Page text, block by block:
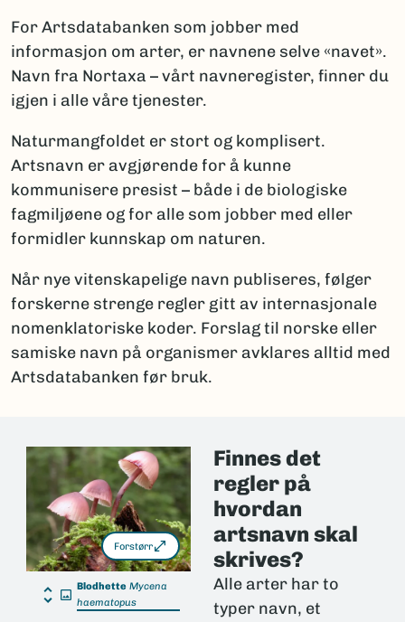
For Artsdatabanken som jobber med
informasjon om arter, er navnene selve «navet».
Navn fra Nortaxa – vårt navneregister, finner du
igjen i alle våre tjenester.
Naturmangfoldet er stort og komplisert.
Artsnavn er avgjørende for å kunne
kommunisere presist – både i de biologiske
fagmiljøene og for alle som jobber med eller
formidler kunnskap om naturen.
Når nye vitenskapelige navn publiseres, følger
forskerne strenge regler gitt av internasjonale
nomenklatoriske koder. Forslag til norske eller
samiske navn på organismer avklares alltid med
Artsdatabanken før bruk.
Forstørr
Blodhette Mycena
haematopus
Finnes det
regler på
hvordan
artsnavn skal
skrives?
Alle arter har to
typer navn, et